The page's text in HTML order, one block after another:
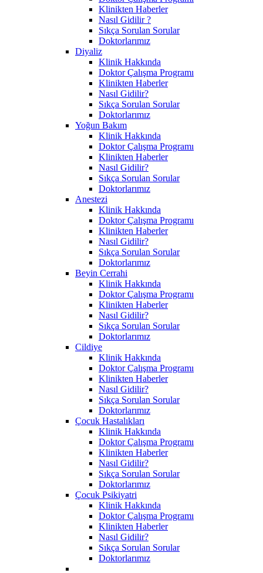
Klinikten Haberler
Nasıl Gidilir ?
Sıkça Sorulan Sorular
Doktorlarımız
Diyaliz
Klinik Hakkında
Doktor Çalışma Programı
Klinikten Haberler
Nasıl Gidilir?
Sıkça Sorulan Sorular
Doktorlarımız
Yoğun Bakım
Klinik Hakkında
Doktor Çalışma Programı
Klinikten Haberler
Nasıl Gidilir?
Sıkça Sorulan Sorular
Doktorlarımız
Anestezi
Klinik Hakkında
Doktor Çalışma Programı
Klinikten Haberler
Nasıl Gidilir?
Sıkça Sorulan Sorular
Doktorlarımız
Beyin Cerrahi
Klinik Hakkında
Doktor Çalışma Programı
Klinikten Haberler
Nasıl Gidilir?
Sıkça Sorulan Sorular
Doktorlarımız
Cildiye
Klinik Hakkında
Doktor Çalışma Programı
Klinikten Haberler
Nasıl Gidilir?
Sıkça Sorulan Sorular
Doktorlarımız
Çocuk Hastalıkları
Klinik Hakkında
Doktor Çalışma Programı
Klinikten Haberler
Nasıl Gidilir?
Sıkça Sorulan Sorular
Doktorlarımız
Çocuk Psikiyatri
Klinik Hakkında
Doktor Çalışma Programı
Klinikten Haberler
Nasıl Gidilir?
Sıkça Sorulan Sorular
Doktorlarımız